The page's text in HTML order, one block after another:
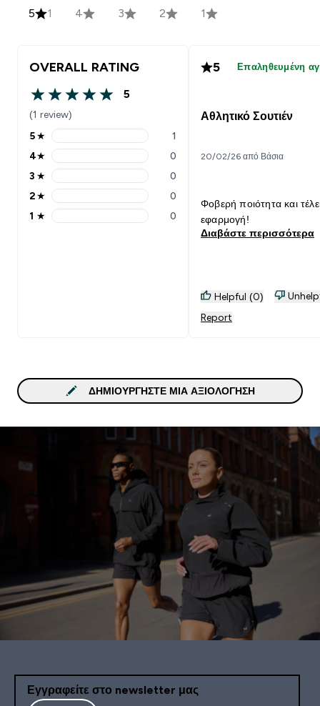
5 1 4 3 2 1
OVERALL RATING
5 out of 5 stars
5
(1 review)
5 stars rating 1 reviews
5★ 1
4 stars rating 0 reviews
4★ 0
3 stars rating 0 reviews
3 ★ 0
2 stars rating 0 reviews
2★ 0
1 stars rating 0 reviews
1 ★ 0
5 Επαληθευμένη
Αθλητικό Σουτιέν
20/02/26 από Βάσια
Φοβερή ποιότητα και
εφαρμογή!
Διαβάστε περισσότερα
Helpful (0)
Report
ΔΗΜΙΟΥΡΓΉΣΤΕ ΜΙΑ ΑΞΙΟΛΌΓΗΣΗ
Εγγραφείτε στο newsletter μας